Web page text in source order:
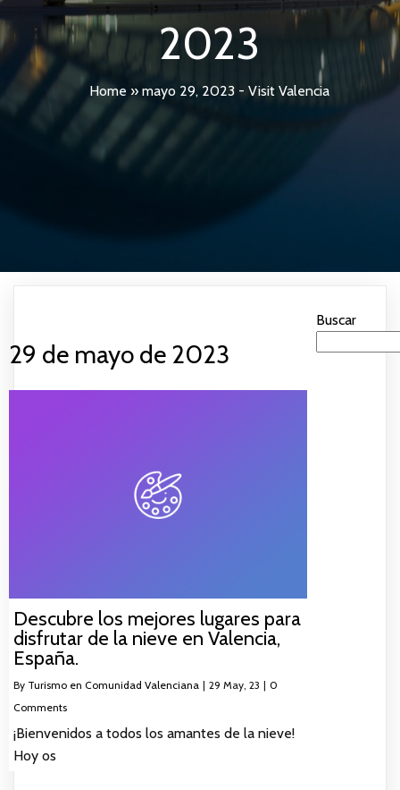
2023
Home » mayo 29, 2023 - Visit Valencia
29 de mayo de 2023
Descubre los mejores lugares para
disfrutar de la nieve en Valencia,
España.
By Turismo en Comunidad Valenciana | 29 May, 23 | 0
Comments
¡Bienvenidos a todos los amantes de la nieve!
Hoy os
Buscar